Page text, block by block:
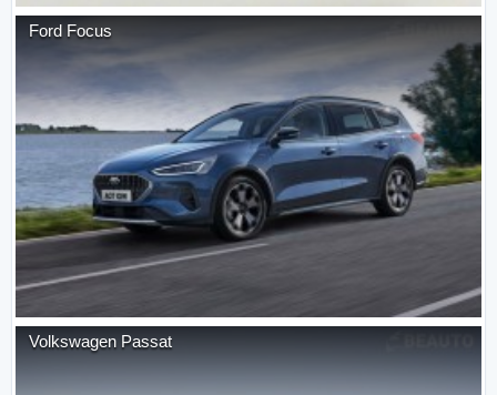
Ford Focus
Volkswagen Passat